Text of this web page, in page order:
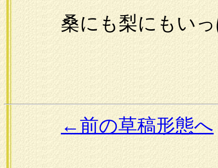
桑にも梨にもいっ
←前の草稿形態へ